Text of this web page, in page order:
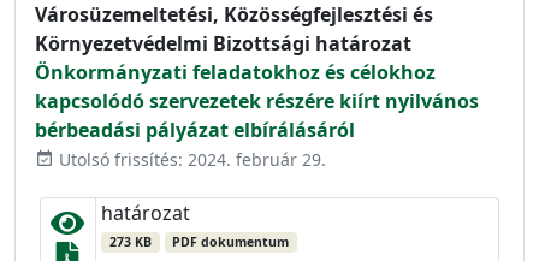
Városüzemeltetési, Közösségfejlesztési és
Környezetvédelmi Bizottsági határozat
Önkormányzati feladatokhoz és célokhoz
kapcsolódó szervezetek részére kiírt nyilvános
bérbeadási pályázat elbírálásáról
event_available Utolsó frissítés: 2024. február 29.
határozat
273 KB PDF dokumentum